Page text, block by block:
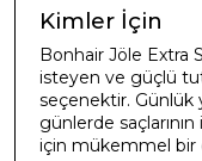
Kimler İçin
Bonhair Jöle Extra
isteyen ve güçlü
seçenektir. Günlük
günlerde
için mükemmel bir